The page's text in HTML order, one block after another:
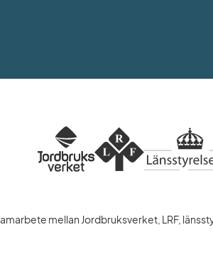
mellan Jordbruksverket, LRF,